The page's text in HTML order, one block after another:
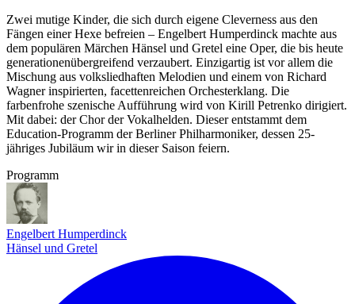
Zwei mutige Kinder, die sich durch eigene Cleverness aus den
Fängen einer Hexe befreien – Engelbert Humperdinck machte aus
dem populären Märchen Hänsel und Gretel eine Oper, die bis heute
generationenübergreifend verzaubert. Einzigartig ist vor allem die
Mischung aus volksliedhaften Melodien und einem von Richard
Wagner inspirierten, facettenreichen Orchesterklang. Die
farbenfrohe szenische Aufführung wird von Kirill Petrenko dirigiert.
Mit dabei: der Chor der Vokalhelden. Dieser entstammt dem
Education-Programm der Berliner Philharmoniker, dessen 25-
jähriges Jubiläum wir in dieser Saison feiern.
Programm
Engelbert Humperdinck
Hänsel und Gretel